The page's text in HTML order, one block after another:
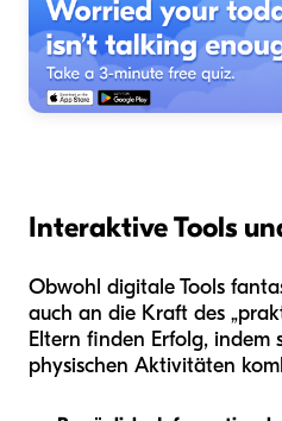
Interaktive Tools
Obwohl digitale Tools
auch an die Kraft des
Eltern finden Erfolg, indem
physischen Aktivitäten